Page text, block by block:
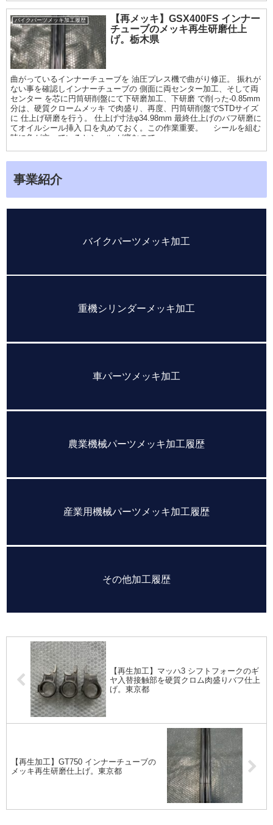
バイクパーツメッキ加工履歴
【再メッキ】GSX400FS インナー
チューブのメッキ再生研磨仕上
げ。栃木県
曲がっているインナーチューブを 油圧プレス機で曲がり修正。 振れが
ない事を確認しインナーチューブの 側面に両センター加工、そして両
センター を芯に円筒研削盤にて下研磨加工、下研磨 で削った-0.85mm
分は、硬質クロームメッキ で肉盛り、再度、円筒研削盤でSTDサイズ
に 仕上げ研磨を行う。 仕上げ寸法φ34.98mm 最終仕上げのバフ研磨に
てオイルシール挿入 口を丸めておく。この作業重要。 シールを組む
時に角が立っているとシール が痛むので
事業紹介
バイクパーツメッキ加工
重機シリンダーメッキ加工
車パーツメッキ加工
農業機械パーツメッキ加工履歴
産業用機械パーツメッキ加工履歴
その他加工履歴
【再生加工】マッハ3 シフトフォークのギ
ヤ入替接触部を硬質クロム肉盛りバフ仕上
げ。東京都
【再生加工】GT750 インナーチューブの
メッキ再生研磨仕上げ。東京都